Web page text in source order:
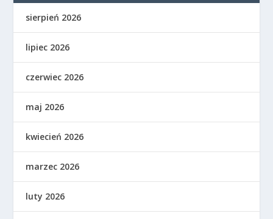
sierpień 2026
lipiec 2026
czerwiec 2026
maj 2026
kwiecień 2026
marzec 2026
luty 2026